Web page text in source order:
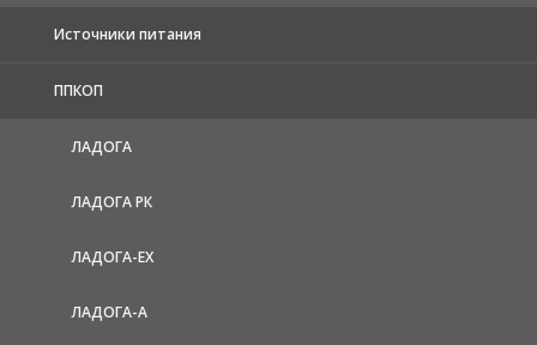
Источники питания
ППКОП
ЛАДОГА
ЛАДОГА РК
ЛАДОГА-EX
ЛАДОГА-А